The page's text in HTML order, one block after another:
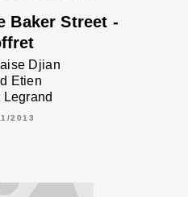
Baker Street -
Djian
Etien
2013